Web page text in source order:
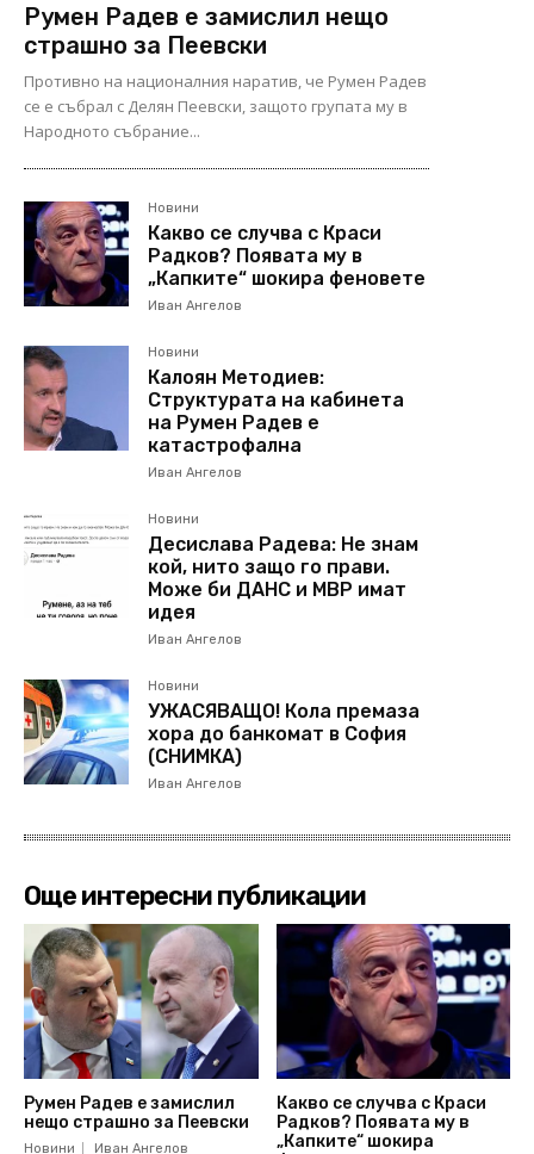
Румен Радев е замислил нещо
страшно за Пеевски
Противно на националния наратив, че Румен Радев
се е събрал с Делян Пеевски, защото групата му в
Народното събрание...
Новини
Какво се случва с Краси
Радков? Появата му в
„Капките“ шокира феновете
Иван Ангелов
Новини
Калоян Методиев:
Структурата на кабинета
на Румен Радев е
катастрофална
Иван Ангелов
Новини
Десислава Радева: Не знам
кой, нито защо го прави.
Може би ДАНС и МВР имат
идея
Иван Ангелов
Новини
УЖАСЯВАЩО! Кола премаза
хора до банкомат в София
(СНИМКА)
Иван Ангелов
Още интересни публикации
Румен Радев е замислил
нещо страшно за Пеевски
Новини Иван Ангелов
Какво се случва с Краси
Радков? Появата му в
„Капките“ шокира